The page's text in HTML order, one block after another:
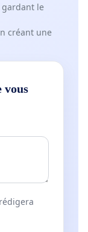
gardant le
créant une
vous